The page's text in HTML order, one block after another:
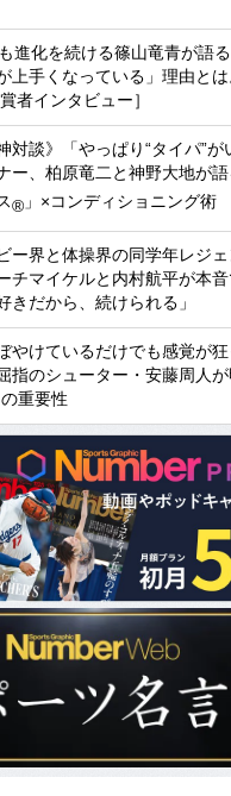
進化を続ける篠山竜青が語
上手くなっている」理由と
者インタビュー］
対談》「やっぱり“タイパ”
ー、柏原竜二と神野大地が
® 」×コンディショニング術
ー界と体操界の同学年レジ
チマイケルと内村航平が本
きだから、続けられる」
やけているだけでも感覚が
指のシューター・安藤周人が
重要性